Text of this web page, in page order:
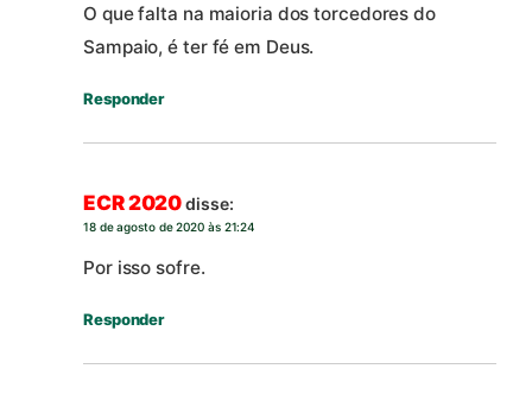
O que falta na maioria dos torcedores do
Sampaio, é ter fé em Deus.
Responder
ECR 2020disse:
18 de agosto de 2020 às 21:24
Por isso sofre.
Responder